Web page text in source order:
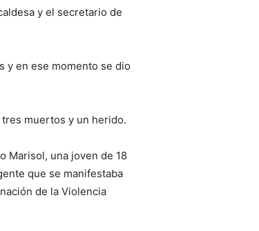
y el secretario de
y en ese momento se dio
tres muertos y un herido.
Marisol, una joven de 18
que se manifestaba
de la Violencia